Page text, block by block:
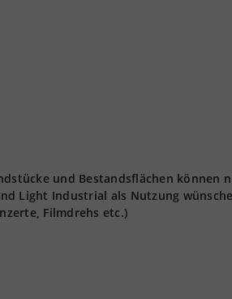
und Bestandsflächen können
Light Industrial als Nutzung
Filmdrehs etc.)